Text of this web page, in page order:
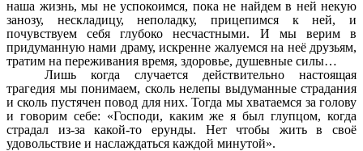
наша жизнь, мы не успокоимся, пока не найдем в ней некую
занозу, нескладицу, неполадку, прицепимся к ней, и
почувствуем себя глубоко несчастными. И мы верим в
придуманную нами драму, искренне жалуемся на неё друзьям,
тратим на переживания время, здоровье, душевные силы…
Лишь когда случается действительно настоящая
трагедия мы понимаем, сколь нелепы выдуманные страдания
и сколь пустячен повод для них. Тогда мы хватаемся за голову
и говорим себе: «Господи, каким же я был глупцом, когда
страдал из-за какой-то ерунды. Нет чтобы жить в своё
удовольствие и наслаждаться каждой минутой».